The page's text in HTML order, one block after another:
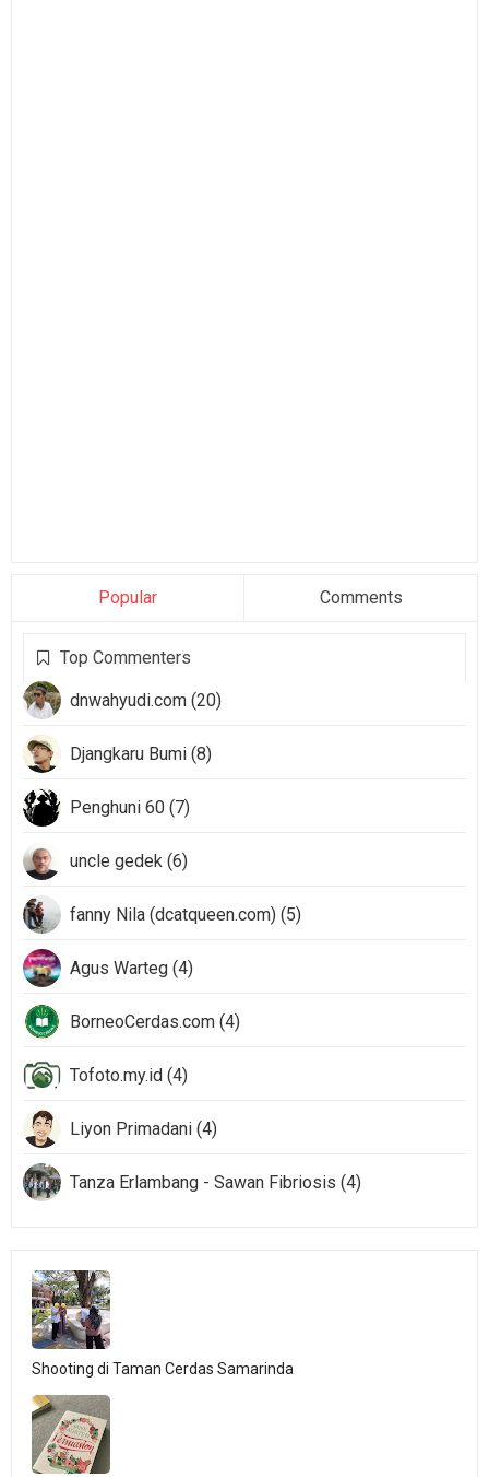
Popular Comments
Top Commenters
dnwahyudi.com (20)
Djangkaru Bumi (8)
Penghuni 60 (7)
uncle gedek (6)
fanny Nila (dcatqueen.com) (5)
Agus Warteg (4)
BorneoCerdas.com (4)
Tofoto.my.id (4)
Liyon Primadani (4)
Tanza Erlambang - Sawan Fibriosis (4)
Shooting di Taman Cerdas Samarinda